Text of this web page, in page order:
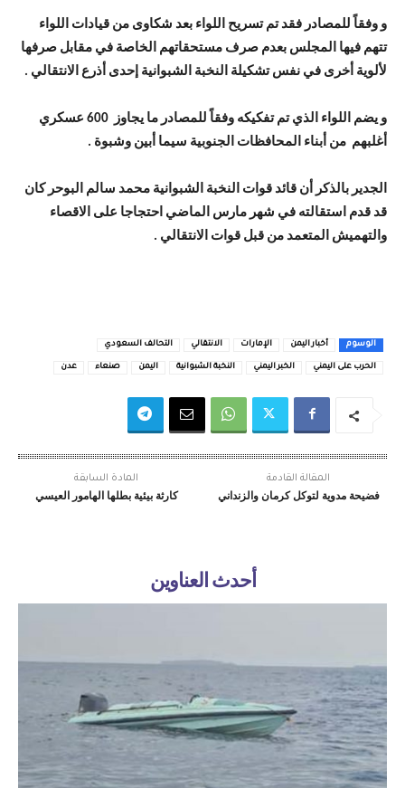
و وفقاً للمصادر فقد تم تسريح اللواء بعد شكاوى من قيادات اللواء
تتهم فيها المجلس بعدم صرف مستحقاتهم الخاصة في مقابل صرفها
لألوية أخرى في نفس تشكيلة النخبة الشبوانية إحدى أذرع الانتقالي .
و يضم اللواء الذي تم تفكيكه وفقاً للمصادر ما يجاوز 600 عسكري
أغلبهم من أبناء المحافظات الجنوبية سيما أبين وشبوة .
الجدير بالذكر أن قائد قوات النخبة الشبوانية محمد سالم البوحر كان
قد قدم استقالته في شهر مارس الماضي احتجاجا على الاقصاء
والتهميش المتعمد من قبل قوات الانتقالي .
الوسوم أخبار اليمن الإمارات الانتقالي التحالف السعودي
الحرب على اليمني الخبر اليمني النخبة الشبوانية اليمن صنعاء عدن
المادة السابقة
كارثة بيئية بطلها الهامور العيسي
المقالة القادمة
فضيحة مدوية لتوكل كرمان والزنداني
أحدث العناوين